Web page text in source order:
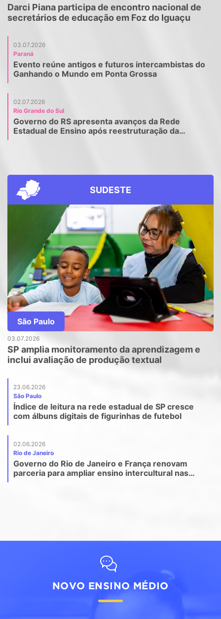
Darci Piana participa de encontro nacional de
secretários de educação em Foz do Iguaçu
03.07.2026
Paraná
Evento reúne antigos e futuros intercambistas do
Ganhando o Mundo em Ponta Grossa
02.07.2026
Rio Grande do Sul
Governo do RS apresenta avanços da Rede
Estadual de Ensino após reestruturação da
SUDESTE
São Paulo
03.07.2026
SP amplia monitoramento da aprendizagem e
inclui avaliação de produção textual
23.06.2026
São Paulo
Índice de leitura na rede estadual de SP cresce
com álbuns digitais de figurinhas de futebol
02.06.2026
Rio de Janeiro
Governo do Rio de Janeiro e França renovam
parceria para ampliar ensino intercultural nas
NOVO ENSINO MÉDIO